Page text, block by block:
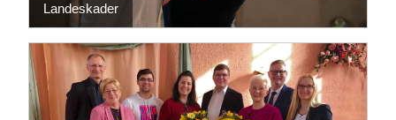
Landeskader